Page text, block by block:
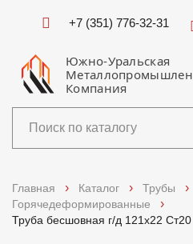
+7 (351) 776-32-31
Южно-Уральская
Компания
Услуги
Главная Каталог
Трубы
Горячедеформированные
Труба бесшовная г/д 121х22 Ст20